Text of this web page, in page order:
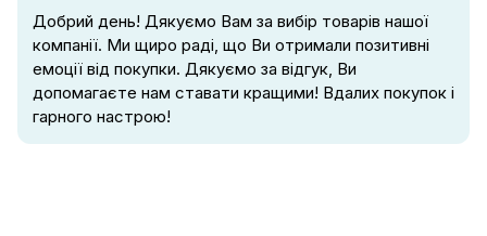
Добрий день! Дякуємо Вам за вибір товарів нашої
компанії. Ми щиро раді, що Ви отримали позитивні
емоції від покупки. Дякуємо за відгук, Ви
допомагаєте нам ставати кращими! Вдалих покупок і
гарного настрою!